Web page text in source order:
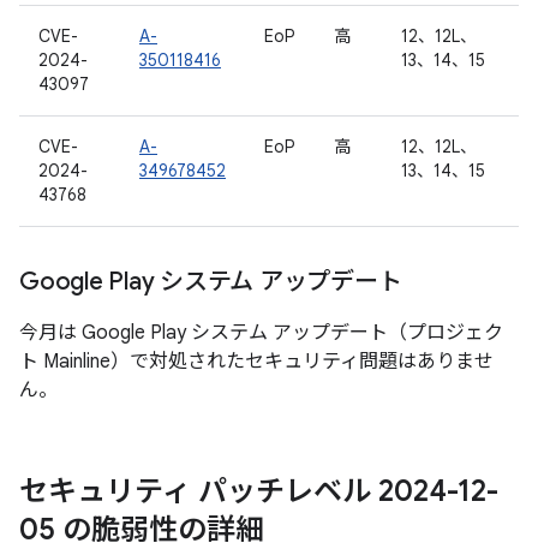
CVE-
2024-
43097
A-
350118416
EoP 高
12、12L、
13、14、15
CVE-
2024-
43768
A-
349678452
EoP 高
12、12L、
13、14、15
Google Play システム アップデート
今月は Google Play システム アップデート（プロジェク
ト Mainline）で対処されたセキュリティ問題はありませ
ん。
セキュリティ パッチレベル 2024-12-
05 の脆弱性の詳細